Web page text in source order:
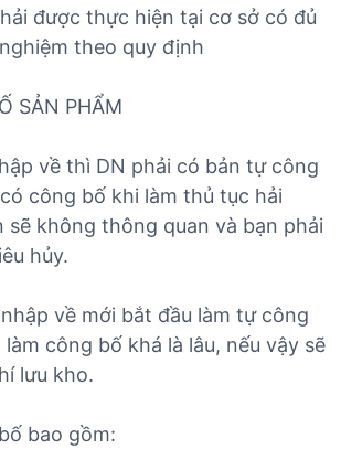
được thực hiện tại cơ sở có đủ
theo quy định
SẢN PHẨM
về thì DN phải có bản tự công
công bố khi làm thủ tục hải
sẽ không thông quan và bạn phải
hủy.
về mới bắt đầu làm tự công
công bố khá là lâu, nếu vậy sẽ
lưu kho.
bao gồm: